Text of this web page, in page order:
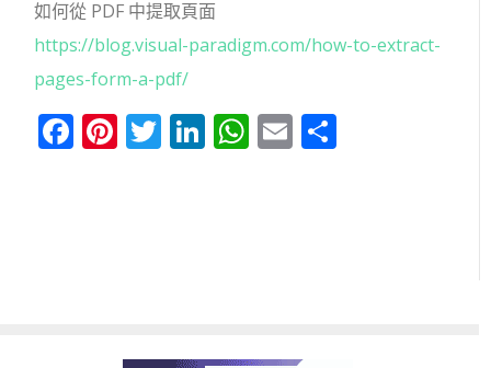
如何從 PDF 中提取頁面
https://blog.visual-paradigm.com/how-to-extract-
pages-form-a-pdf/
Facebook
Pinterest
Twitter
LinkedIn
WhatsApp
Email